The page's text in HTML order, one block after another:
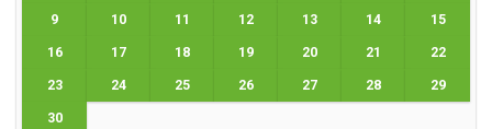
9 10 11 12 13 14 15
16 17 18 19 20 21 22
23 24 25 26 27 28 29
30